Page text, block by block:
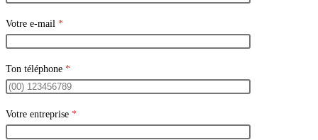
Votre e-mail *
Ton téléphone *
Votre entreprise *